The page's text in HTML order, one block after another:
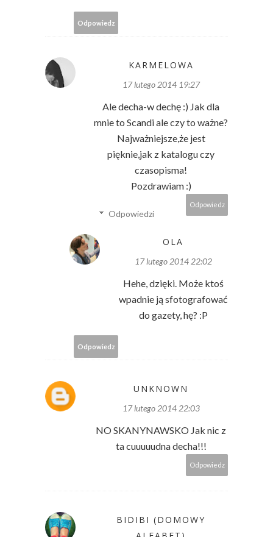
Odpowiedz
KARMELOWA
17 lutego 2014 19:27
Ale decha-w dechę :) Jak dla
mnie to Scandi ale czy to ważne?
Najważniejsze,że jest
pięknie,jak z katalogu czy
czasopisma!
Pozdrawiam :)
Odpowiedz
Odpowiedzi
OLA
17 lutego 2014 22:02
Hehe, dzięki. Może ktoś
wpadnie ją sfotografować
do gazety, hę? :P
Odpowiedz
UNKNOWN
17 lutego 2014 22:03
NO SKANYNAWSKO Jak nic z
ta cuuuuudna decha!!!
Odpowiedz
BIDIBI (DOMOWY